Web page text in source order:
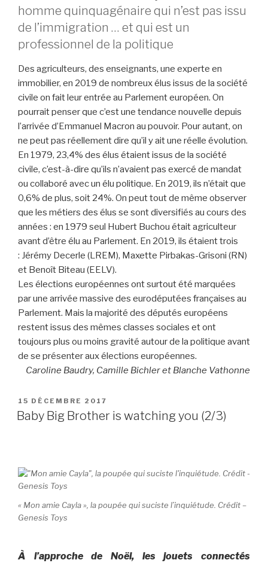
homme quinquagénaire qui n’est pas issu
de l’immigration … et qui est un
professionnel de la politique
Des agriculteurs, des enseignants, une experte en
immobilier, en 2019 de nombreux élus issus de la société
civile on fait leur entrée au Parlement européen. On
pourrait penser que c’est une tendance nouvelle depuis
l’arrivée d’Emmanuel Macron au pouvoir. Pour autant, on
ne peut pas réellement dire qu’il y ait une réelle évolution.
En 1979, 23,4% des élus étaient issus de la société
civile, c’est-à-dire qu’ils n’avaient pas exercé de mandat
ou collaboré avec un élu politique. En 2019, ils n’était que
0,6% de plus, soit 24%. On peut tout de même observer
que les métiers des élus se sont diversifiés au cours des
années : en 1979 seul Hubert Buchou était agriculteur
avant d’être élu au Parlement. En 2019, ils étaient trois
: Jérémy Decerle (LREM), Maxette Pirbakas-Grisoni (RN)
et Benoît Biteau (EELV).
Les élections européennes ont surtout été marquées
par une arrivée massive des eurodéputées françaises au
Parlement. Mais la majorité des députés européens
restent issus des mêmes classes sociales et ont
toujours plus ou moins gravité autour de la politique avant
de se présenter aux élections européennes.
Caroline Baudry, Camille Bichler et Blanche Vathonne
PUBLIÉ
LE
15 DÉCEMBRE 2017
Baby Big Brother is watching you (2/3)
« Mon amie Cayla », la poupée qui suciste l’inquiétude. Crédit –
Genesis Toys
À l’approche de Noël, les jouets connectés